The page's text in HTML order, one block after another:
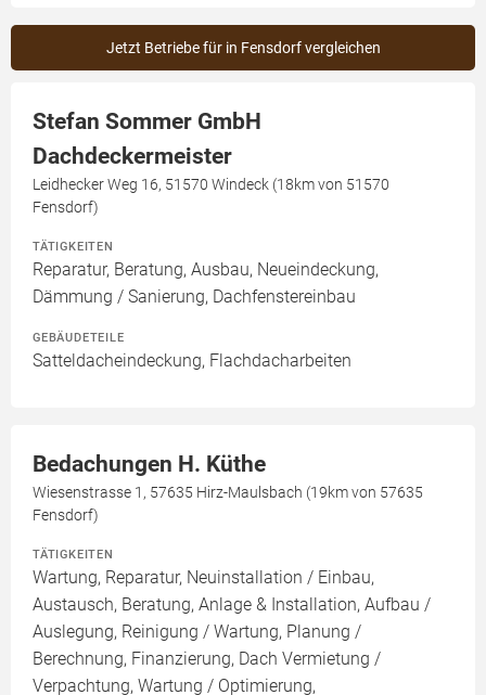
Jetzt Betriebe für in Fensdorf vergleichen
Stefan Sommer GmbH
Dachdeckermeister
Leidhecker Weg 16, 51570 Windeck (18km von 51570
Fensdorf)
TÄTIGKEITEN
Reparatur, Beratung, Ausbau, Neueindeckung,
Dämmung / Sanierung, Dachfenstereinbau
GEBÄUDETEILE
Satteldacheindeckung, Flachdacharbeiten
Bedachungen H. Küthe
Wiesenstrasse 1, 57635 Hirz-Maulsbach (19km von 57635
Fensdorf)
TÄTIGKEITEN
Wartung, Reparatur, Neuinstallation / Einbau,
Austausch, Beratung, Anlage & Installation, Aufbau /
Auslegung, Reinigung / Wartung, Planung /
Berechnung, Finanzierung, Dach Vermietung /
Verpachtung, Wartung / Optimierung,